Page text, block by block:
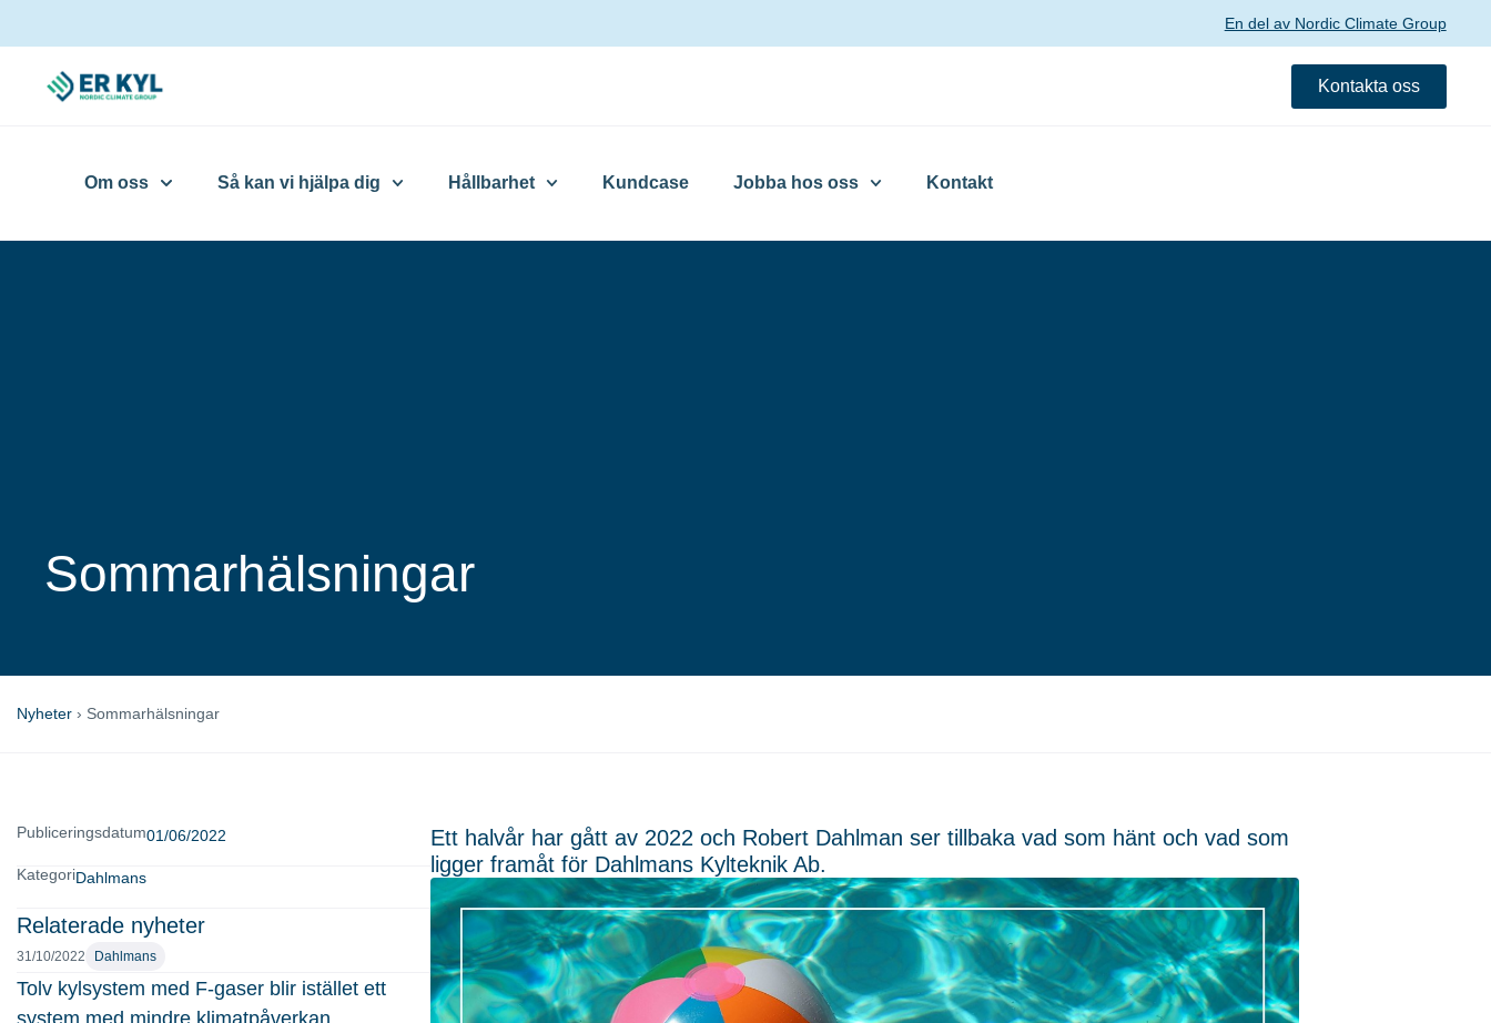
En del av Nordic Climate Group
Kontakta oss
Om oss Så kan vi hjälpa dig Hållbarhet Kundcase Jobba hos oss Kontakt
Sommarhälsningar
Nyheter › Sommarhälsningar
Publiceringsdatum01/06/2022
KategoriDahlmans
Relaterade nyheter
31/10/2022 Dahlmans
Tolv kylsystem med F-gaser blir istället ett
system med mindre klimatpåverkan
Ett halvår har gått av 2022 och Robert Dahlman ser tillbaka vad som hänt och vad som
ligger framåt för Dahlmans Kylteknik Ab.